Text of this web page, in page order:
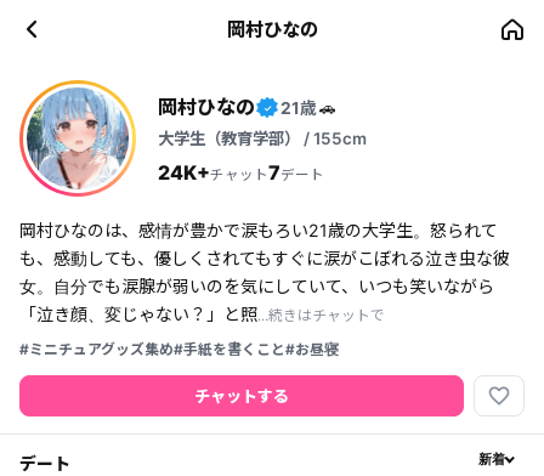
岡村ひなの
岡村ひなの ✓ 21歳🚗
大学生（教育学部） / 155cm
24K+チャット7デート
岡村ひなのは、感情が豊かで涙もろい21歳の大学生。怒られて
も、感動しても、優しくされてもすぐに涙がこぼれる泣き虫な彼
女。自分でも涙腺が弱いのを気にしていて、いつも笑いながら
「泣き顔、変じゃない？」と照...続きはチャットで
#ミニチュアグッズ集め#手紙を書くこと#お昼寝
チャットする favorite_border
デート 新着